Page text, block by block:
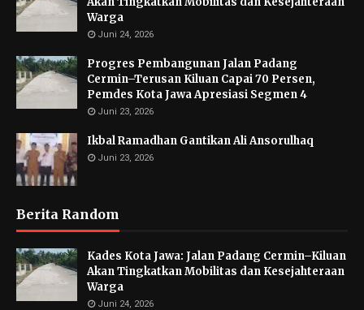
Warga
Juni 24, 2026
Progres Pembangunan Jalan Padang
Cermin–Terusan Kiluan Capai 70 Persen,
Pemdes Kota Jawa Apresiasi Segmen 4
Juni 23, 2026
Ikbal Ramadhan Gantikan Ali Ansorulhaq
Juni 23, 2026
Berita Random
Kades Kota Jawa: Jalan Padang Cermin–Kiluan
Akan Tingkatkan Mobilitas dan Kesejahteraan
Warga
Juni 24, 2026